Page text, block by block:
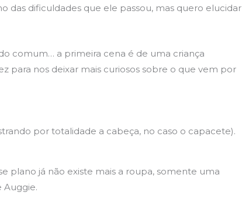
das dificuldades que ele passou, mas quero elucidar
comum… a primeira cena é de uma criança
para nos deixar mais curiosos sobre o que vem por
por totalidade a cabeça, no caso o capacete).
plano já não existe mais a roupa, somente uma
Auggie.